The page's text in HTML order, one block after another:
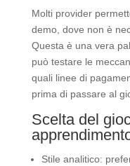
Molti provider
demo, dove non è
Questa è una vera
può testare le
quali linee di
prima di passare al
Scelta del
Stile analitico: